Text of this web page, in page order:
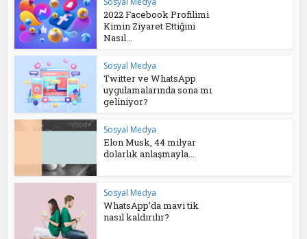
2022 Facebook Profilimi
Kimin Ziyaret Ettiğini
Nasıl...
Sosyal Medya
Twitter ve WhatsApp
uygulamalarında sona mı
geliniyor?
Sosyal Medya
Elon Musk, 44 milyar
dolarlık anlaşmayla...
Sosyal Medya
WhatsApp’da mavi tik
nasıl kaldırılır?